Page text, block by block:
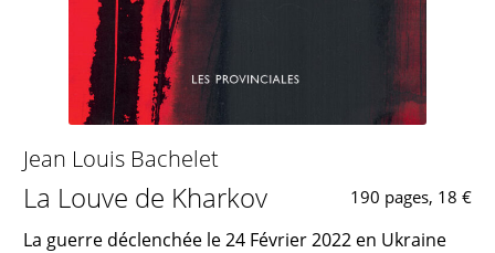
Jean Louis Bachelet
La Louve de Kharkov 190 pages, 18 €
La guerre déclenchée le 24 Février 2022 en Ukraine